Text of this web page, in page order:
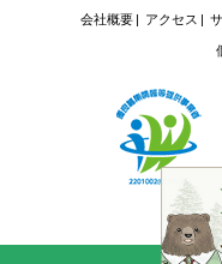
会社概要 アクセス